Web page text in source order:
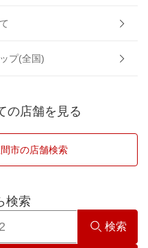
プ(全国)
の店舗を見る
市の店舗検索
検索
検索